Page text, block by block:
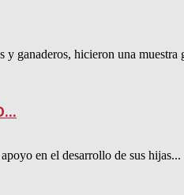
ganaderos, hicieron una muestra
en el desarrollo de sus hijas...